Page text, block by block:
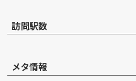
訪問駅数
メタ情報